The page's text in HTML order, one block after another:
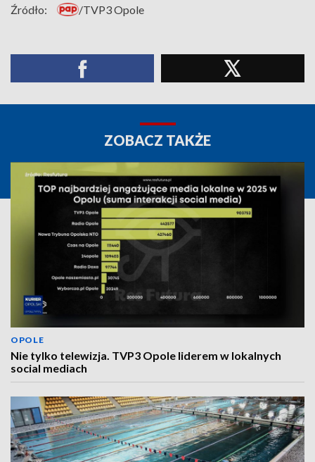
Źródło: /TVP3 Opole
ZOBACZ TAKŻE
OPOLE
Nie tylko telewizja. TVP3 Opole liderem w lokalnych
social mediach